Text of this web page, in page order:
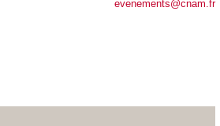
evenements@cnam.fr